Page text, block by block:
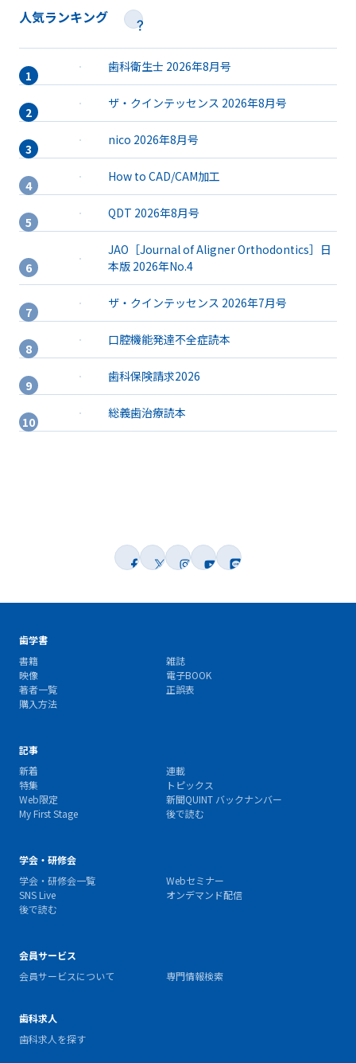
人気ランキング
歯科衛生士 2026年8月号
ザ・クインテッセンス 2026年8月号
nico 2026年8月号
How to CAD/CAM加工
QDT 2026年8月号
JAO［Journal of Aligner Orthodontics］日
本版 2026年No.4
ザ・クインテッセンス 2026年7月号
口腔機能発達不全症読本
歯科保険請求2026
総義歯治療読本
歯学書
書籍
雑誌
映像
電子BOOK
著者一覧
正誤表
購入方法
記事
新着
連載
特集
トピックス
Web限定
新聞QUINT バックナンバー
My First Stage
後で読む
学会・研修会
学会・研修会一覧
Webセミナー
SNS Live
オンデマンド配信
後で読む
会員サービス
会員サービスについて
専門情報検索
歯科求人
歯科求人を探す